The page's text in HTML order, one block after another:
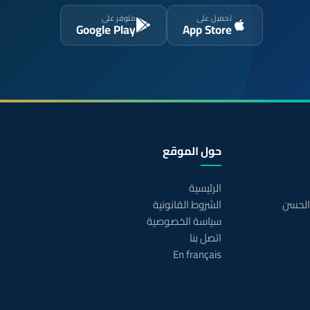
تحميل على
App Store
متوفر على
Google Play
حول الموقع
الرئيسية
الشروط القانونية
سياسة الخصوصية
اتصل بنا
En français